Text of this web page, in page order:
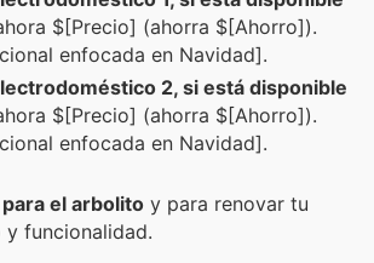
$[Precio] (ahorra $[Ahorro]).
enfocada en Navidad].
2, si está disponible
$[Precio] (ahorra $[Ahorro]).
enfocada en Navidad].
el arbolito y para renovar tu
funcionalidad.